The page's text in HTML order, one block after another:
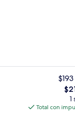
Surf o
El
1
Total con